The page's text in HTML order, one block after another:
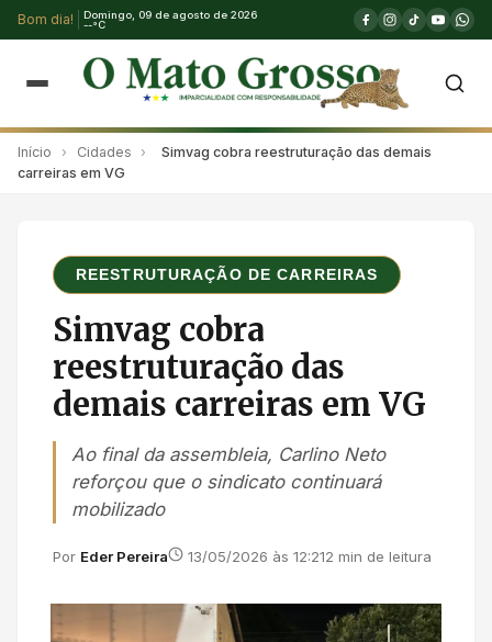
Bom dia!
Domingo, 09 de agosto de 2026
--°C
Início › Cidades ›
Simvag cobra reestruturação das demais
carreiras em VG
REESTRUTURAÇÃO DE CARREIRAS
Simvag cobra
reestruturação das
demais carreiras em VG
Ao final da assembleia, Carlino Neto
reforçou que o sindicato continuará
mobilizado
Por Eder Pereira 13/05/2026 às 12:212 min de leitura